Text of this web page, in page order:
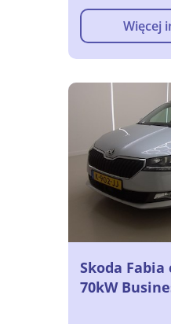
Więcej
Skoda Fabia
70kW